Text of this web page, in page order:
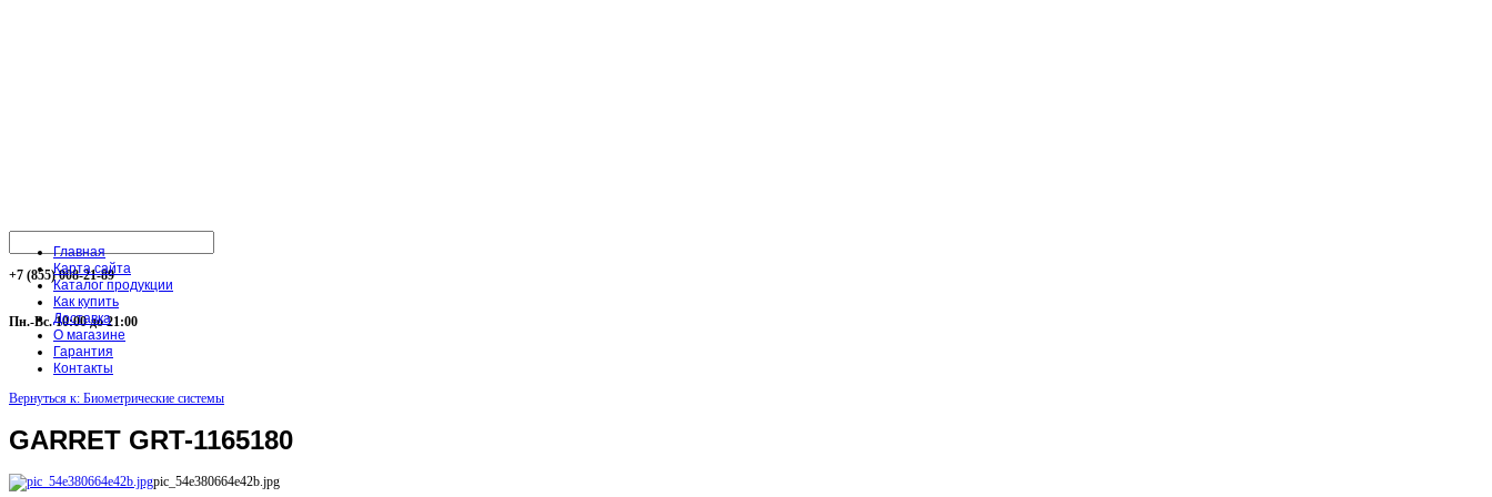
+7 (855) 008-21-89
Пн.-Вс. 10:00 до 21:00
Главная
Карта сайта
Каталог продукции
Как купить
Доставка
О магазине
Гарантия
Контакты
Вернуться к: Биометрические системы
GARRET GRT-1165180
pic_54e380664e42b.jpg